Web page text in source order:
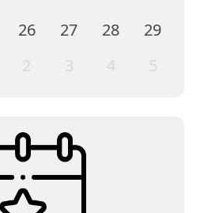
26 27 28
29
2 3 4 5